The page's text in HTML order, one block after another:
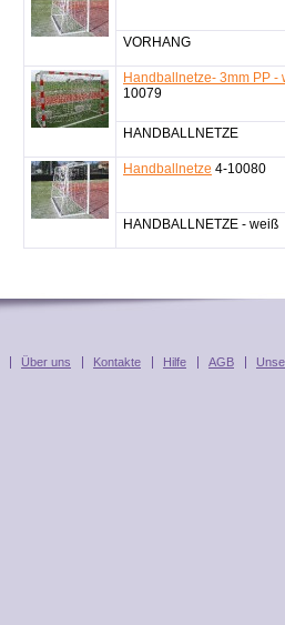
VORHANG
Handballnetze- 3mm PP -
10079
HANDBALLNETZE
Handballnetze 4-10080
HANDBALLNETZE - weiß
Über uns Kontakte Hilfe AGB